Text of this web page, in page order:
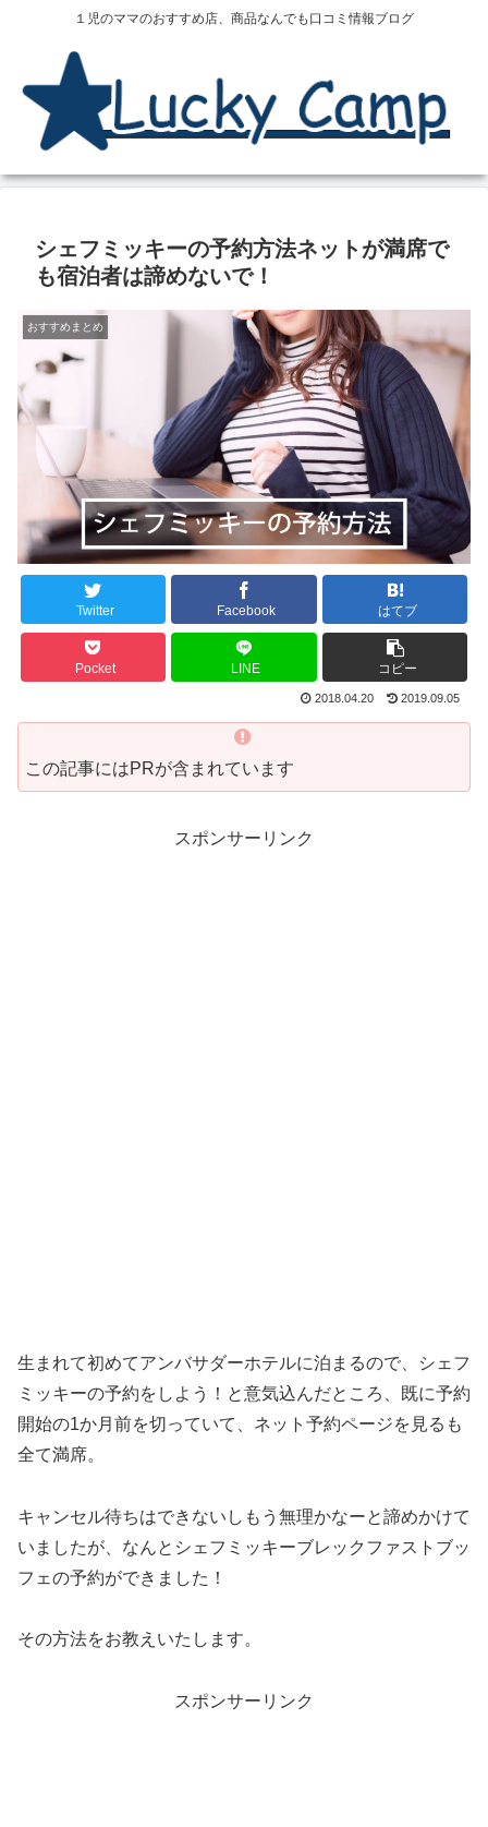
１児のママのおすすめ店、商品なんでも口コミ情報ブログ
シェフミッキーの予約方法ネットが満席で
も宿泊者は諦めないで！
おすすめまとめ
Twitter Facebook はてブ
Pocket LINE コピー
2018.04.20 2019.09.05
この記事にはPRが含まれています
スポンサーリンク
生まれて初めてアンバサダーホテルに泊まるので、シェフ
ミッキーの予約をしよう！と意気込んだところ、既に予約
開始の1か月前を切っていて、ネット予約ページを見るも
全て満席。
キャンセル待ちはできないしもう無理かなーと諦めかけて
いましたが、なんとシェフミッキーブレックファストブッ
フェの予約ができました！
その方法をお教えいたします。
スポンサーリンク